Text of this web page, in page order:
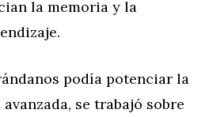
la memoria y la
podía potenciar la
se trabajó sobre